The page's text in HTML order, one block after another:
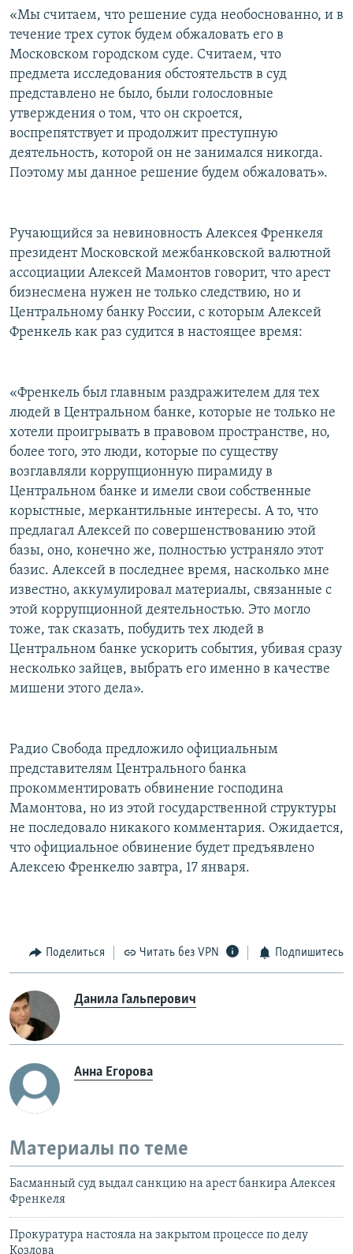
«Мы считаем, что решение суда необоснованно, и в
течение трех суток будем обжаловать его в
Московском городском суде. Считаем, что
предмета исследования обстоятельств в суд
представлено не было, были голословные
утверждения о том, что он скроется,
воспрепятствует и продолжит преступную
деятельность, которой он не занимался никогда.
Поэтому мы данное решение будем обжаловать».
Ручающийся за невиновность Алексея Френкеля
президент Московской межбанковской валютной
ассоциации Алексей Мамонтов говорит, что арест
бизнесмена нужен не только следствию, но и
Центральному банку России, с которым Алексей
Френкель как раз судится в настоящее время:
«Френкель был главным раздражителем для тех
людей в Центральном банке, которые не только не
хотели проигрывать в правовом пространстве, но,
более того, это люди, которые по существу
возглавляли коррупционную пирамиду в
Центральном банке и имели свои собственные
корыстные, меркантильные интересы. А то, что
предлагал Алексей по совершенствованию этой
базы, оно, конечно же, полностью устраняло этот
базис. Алексей в последнее время, насколько мне
известно, аккумулировал материалы, связанные с
этой коррупционной деятельностью. Это могло
тоже, так сказать, побудить тех людей в
Центральном банке ускорить события, убивая сразу
несколько зайцев, выбрать его именно в качестве
мишени этого дела».
Радио Свобода предложило официальным
представителям Центрального банка
прокомментировать обвинение господина
Мамонтова, но из этой государственной структуры
не последовало никакого комментария. Ожидается,
что официальное обвинение будет предъявлено
Алексею Френкелю завтра, 17 января.
Поделиться Читать без VPN Подпишитесь
Данила Гальперович
Анна Егорова
Материалы по теме
Басманный суд выдал санкцию на арест банкира Алексея
Френкеля
Прокуратура настояла на закрытом процессе по делу
Козлова